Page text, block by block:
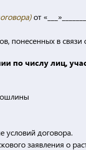
от
понесенных в
по числу лиц,
договора.
заявления о